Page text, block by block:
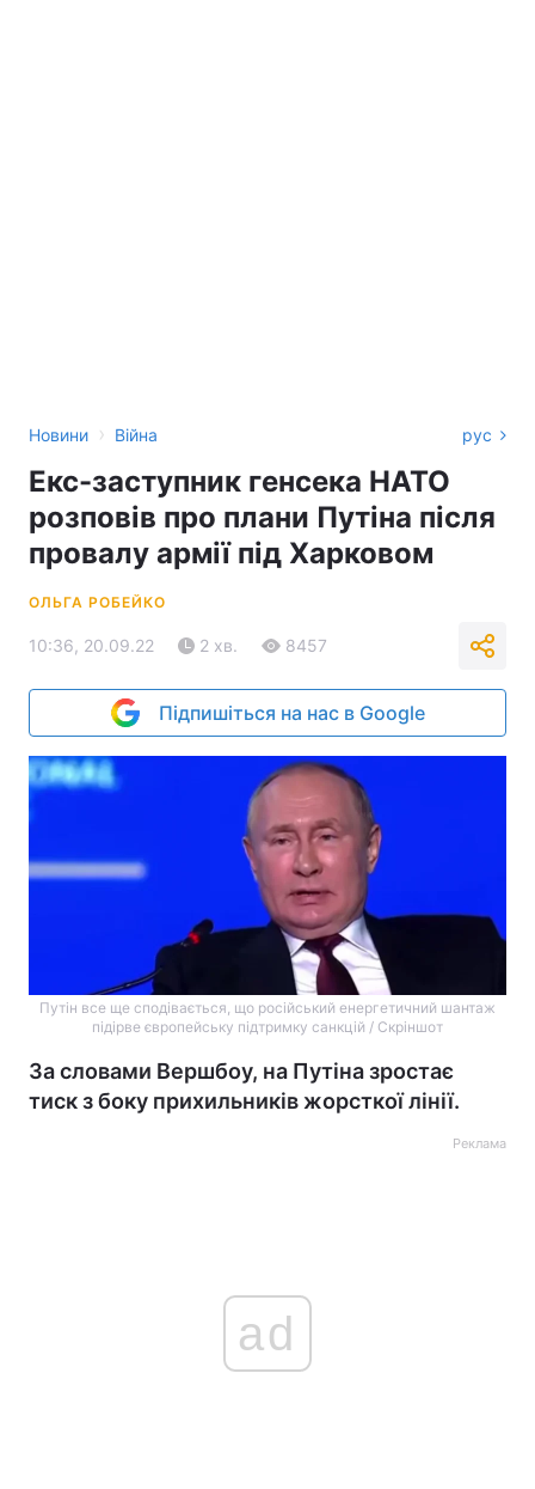
Новини › Війна рус
Екс-заступник генсека НАТО
розповів про плани Путіна після
провалу армії під Харковом
ОЛЬГА РОБЕЙКО
10:36, 20.09.22 2 хв. 8457
Підпишіться на нас в Google
Путін все ще сподівається, що російський енергетичний шантаж
підірве європейську підтримку санкцій / Скріншот
За словами Вершбоу, на Путіна зростає
тиск з боку прихильників жорсткої лінії.
Реклама
ad